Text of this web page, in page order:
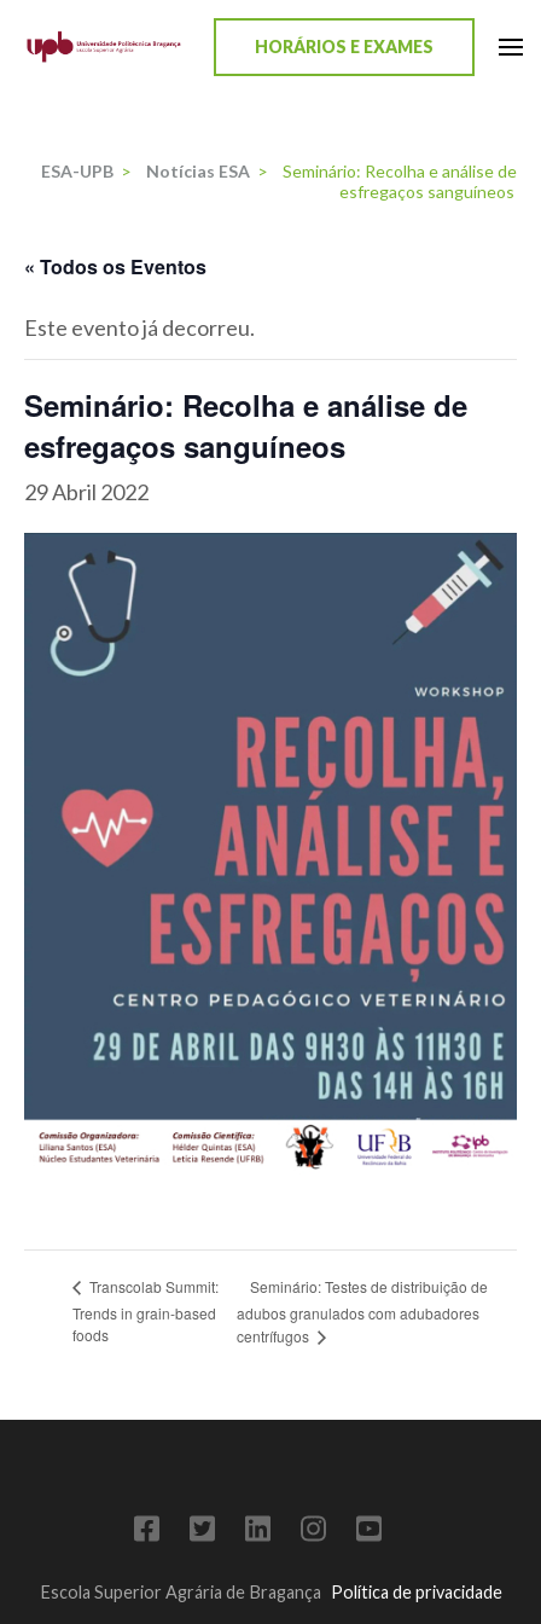
HORÁRIOS E EXAMES
ESA-UPB > Notícias ESA >
Seminário: Recolha e análise de
esfregaços sanguíneos
« Todos os Eventos
Este evento já decorreu.
Seminário: Recolha e análise de
esfregaços sanguíneos
29 Abril 2022
Transcolab Summit:
Trends in grain-based
foods
Seminário: Testes de distribuição de
adubos granulados com adubadores
centrífugos
Escola Superior Agrária de Bragança Política de privacidade